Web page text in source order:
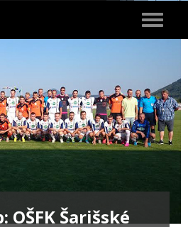
Toggle
OŠFK Šarišské